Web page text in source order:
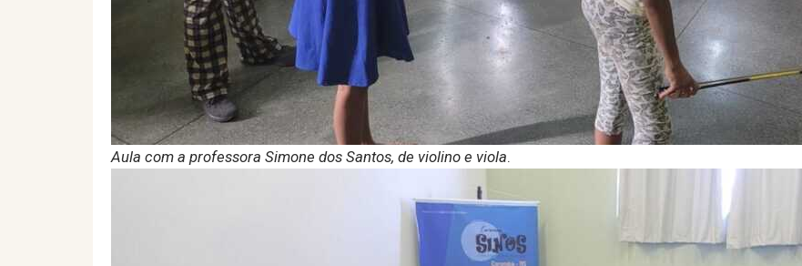
Aula com a professora Simone dos Santos, de violino e viola.